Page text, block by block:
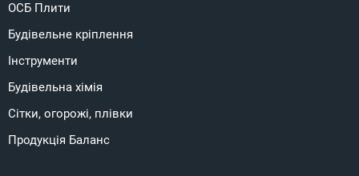
ОСБ Плити
Будівельне кріплення
Інструменти
Будівельна хімія
Сітки, огорожі, плівки
Продукція Баланс